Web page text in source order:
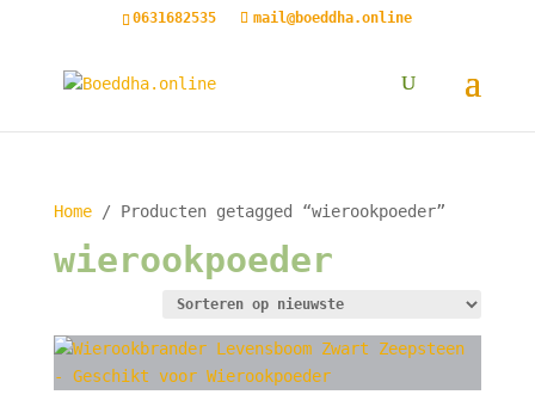
0631682535 mail@boeddha.online
Home/ Producten getagged “wierookpoeder”
wierookpoeder